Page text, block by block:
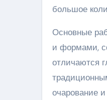
большое
Основные
и формами,
отличаются
очарование и